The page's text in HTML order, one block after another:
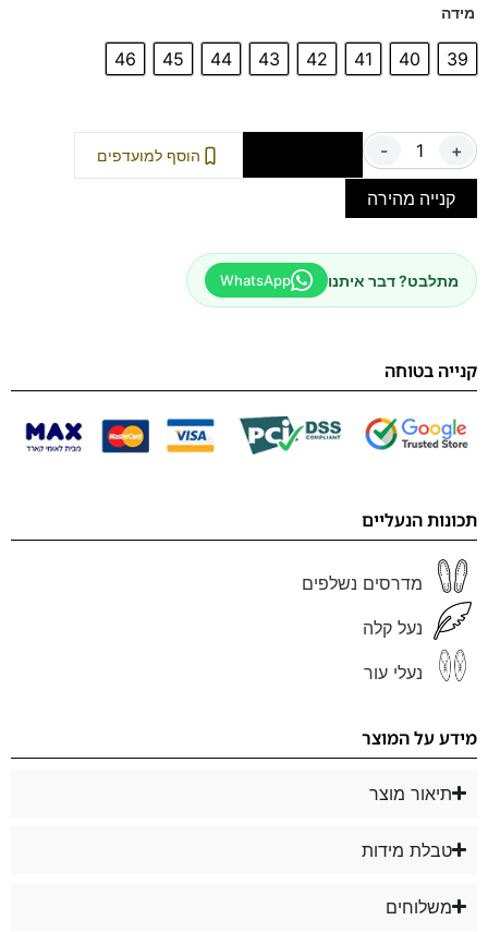
מידה
39
40
41
42
43
44
45
46
- + הוסף למועדפים
קנייה מהירה
מתלבט? דבר איתנו WhatsApp
קנייה בטוחה
תכונות הנעליים
מדרסים נשלפים
נעל קלה
נעלי עור
מידע על המוצר
תיאור מוצר
טבלת מידות
משלוחים